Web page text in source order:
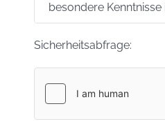
Sicherheitsabfrage: